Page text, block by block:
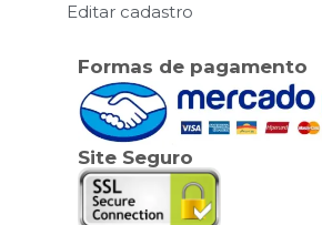
Editar cadastro
Formas de pagamento
Site Seguro